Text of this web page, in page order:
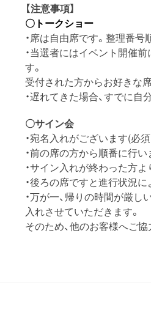
【注意事項】
〇トークショー
・席は自由席です。整理番号
・当選者にはイベント開催
す。
受付された方からお好きな
・遅れてきた場合、すでに
〇サイン会
・宛名入れがございます(必
・前の席の方から順番に行い
・サイン入れが終わった方
・後ろの席ですと進行状況
・万が一、帰りの時間が厳
入れさせていただきます。
そのため、他のお客様へご